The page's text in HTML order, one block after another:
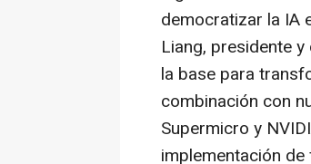
democratizar la IA
Liang, presidente
la base para
combinación con
Supermicro y
implementación